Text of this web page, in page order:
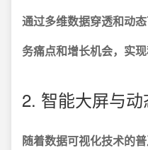
通过多维数据穿透和动
务痛点和增长机会，实
2. 智能大屏与
随着数据可视化技术的